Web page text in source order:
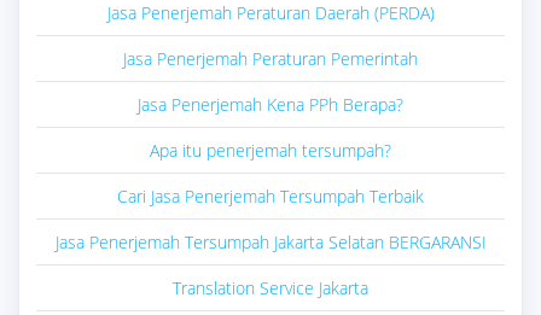
Jasa Penerjemah Peraturan Daerah (PERDA)
Jasa Penerjemah Peraturan Pemerintah
Jasa Penerjemah Kena PPh Berapa?
Apa itu penerjemah tersumpah?
Cari Jasa Penerjemah Tersumpah Terbaik
Jasa Penerjemah Tersumpah Jakarta Selatan BERGARANSI
Translation Service Jakarta